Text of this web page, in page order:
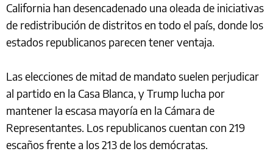
California han desencadenado una oleada de iniciativas
de redistribución de distritos en todo el país, donde los
estados republicanos parecen tener ventaja.
Las elecciones de mitad de mandato suelen perjudicar
al partido en la Casa Blanca, y Trump lucha por
mantener la escasa mayoría en la Cámara de
Representantes. Los republicanos cuentan con 219
escaños frente a los 213 de los demócratas.